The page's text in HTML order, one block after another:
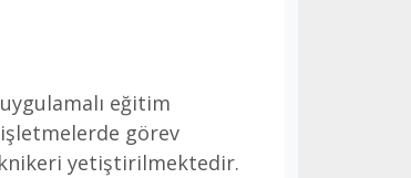
eğitim
görev
yetiştirilmektedir.